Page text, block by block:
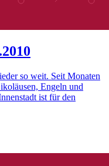
so weit. Seit Monaten
Engeln und
ist für den